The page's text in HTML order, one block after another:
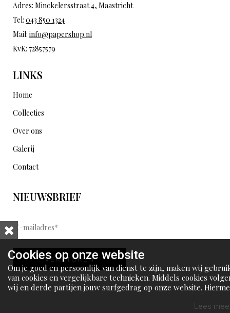
Adres: Minckelersstraat 4, Maastricht
Tel: 043 850 1324
Mail: info@papershop.nl
KvK: 72857579
LINKS
Home
Collecties
Over ons
Galerij
Contact
NIEUWSBRIEF
E
-
m
a
i
l
VERSTUREN
Cookies op onze website
Om je goed en persoonlijk van dienst te zijn, maken wij
van cookies en vergelijkbare technieken. Middels cookies
wij en derde partijen jouw surfgedrag op onze website.
Lees